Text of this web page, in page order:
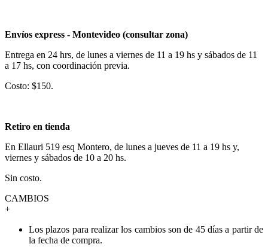
Envíos express - Montevideo (consultar zona)
Entrega en 24 hrs, de lunes a viernes de 11 a 19 hs y sábados de 11
a 17 hs, con coordinación previa.
Costo: $150.
Retiro en tienda
En Ellauri 519 esq Montero, de lunes a jueves de 11 a 19 hs y,
viernes y sábados de 10 a 20 hs.
Sin costo.
CAMBIOS
+
Los plazos para realizar los cambios son de 45 días a partir de
la fecha de compra.